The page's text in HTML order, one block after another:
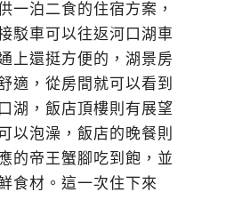
一泊二食的住宿方案，
駁車可以往返河口湖車
上還挺方便的，湖景房
適，從房間就可以看到
湖，飯店頂樓則有展望
以泡澡，飯店的晚餐則
的帝王蟹腳吃到飽，並
食材。這一次住下來